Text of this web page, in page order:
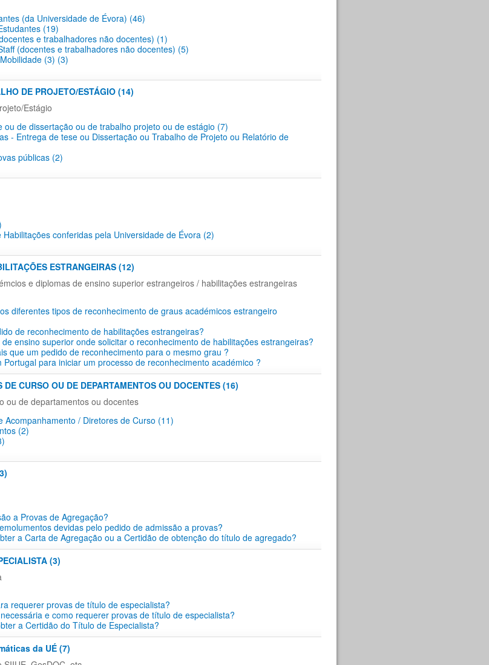
(da Universidade de Évora) (46)
(19)
e trabalhadores não docentes) (1)
(docentes e trabalhadores não docentes) (5)
(3) (3)
DE PROJETO/ESTÁGIO (14)
Estágio
ou de dissertação ou de trabalho projeto ou de estágio (7)
- Entrega de tese ou Dissertação ou Trabalho de Projeto ou Relatório de
públicas (2)
conferidas pela Universidade de Évora (2)
ESTRANGEIRAS (12)
e diplomas de ensino superior estrangeiros / habilitações estrangeiras
diferentes tipos de reconhecimento de graus académicos estrangeiro
de reconhecimento de habilitações estrangeiras?
ensino superior onde solicitar o reconhecimento de habilitações estrangeiras?
que um pedido de reconhecimento para o mesmo grau ?
para iniciar um processo de reconhecimento académico ?
DE CURSO OU DE DEPARTAMENTOS OU DOCENTES (16)
ou de departamentos ou docentes
Acompanhamento / Diretores de Curso (11)
(2)
a Provas de Agregação?
devidas pelo pedido de admissão a provas?
a Carta de Agregação ou a Certidão de obtenção do título de agregado?
(3)
requerer provas de título de especialista?
e como requerer provas de título de especialista?
a Certidão do Título de Especialista?
da UÉ (7)